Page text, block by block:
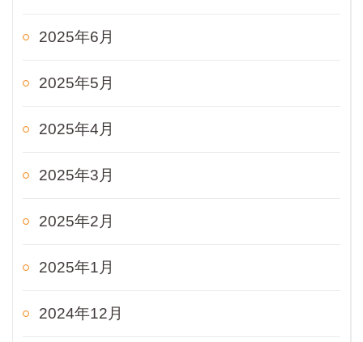
2025年6月
2025年5月
2025年4月
2025年3月
2025年2月
2025年1月
2024年12月